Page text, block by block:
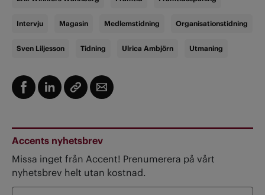
Intervju Magasin Medlemstidning Organisationstidning
Sven Liljesson Tidning Ulrica Ambjörn Utmaning
Accents nyhetsbrev
Missa inget från Accent! Prenumerera på vårt
nyhetsbrev helt utan kostnad.